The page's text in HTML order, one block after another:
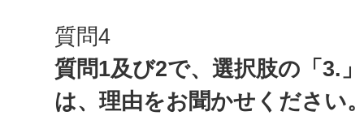
質問4
質問1及び2で、選択肢の「3.
は、理由をお聞かせください